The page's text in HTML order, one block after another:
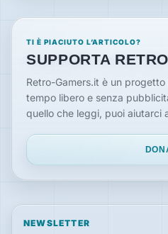
TI È PIACIUTO L’ARTICOLO?
SUPPORTA
Retro-Gamers.it è un
tempo libero e senza
quello che leggi, puoi aiutarci
NEWSLETTER